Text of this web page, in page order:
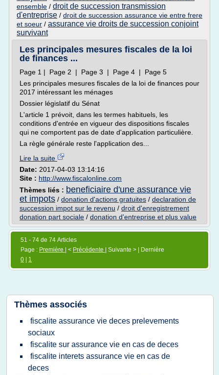
ensemble / droit de succession transmission
d'entreprise / droit de succession assurance vie entre frere
et soeur / assurance vie droits de succession conjoint
survivant
Les principales mesures fiscales de la loi
de finances ...
Page 1 | Page 2 | Page 3 | Page 4 | Page 5
Les principales mesures fiscales de la loi de finances pour
2017 intéressant les ménages
Dossier législatif du Sénat
L'article 1 prévoit, dans les termes habituels, les
conditions d'entrée en vigueur des dispositions fiscales
qui ne comportent pas de date d'application particulière.
La règle générale reste l'application des...
Lire la suite
Date: 2017-04-03 13:14:16
Site : http://www.fiscalonline.com
Thèmes liés : beneficiaire d'une assurance vie
et impots / donation d'actions gratuites / declaration de
succession impot sur le revenu / droit d'enregistrement
donation part sociale / donation d'entreprise et plus value
51 - 74 de 74 Articles
Page : Première | < Précédente
| Suivante > | Dernière
0
1
Thèmes associés
fiscalite assurance vie deces prelevements
sociaux
fiscalite sur assurance vie en cas de deces
fiscalite interets assurance vie en cas de
deces